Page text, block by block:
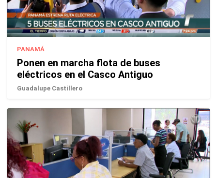
PANAMÁ
Ponen en marcha flota de buses
eléctricos en el Casco Antiguo
Guadalupe Castillero